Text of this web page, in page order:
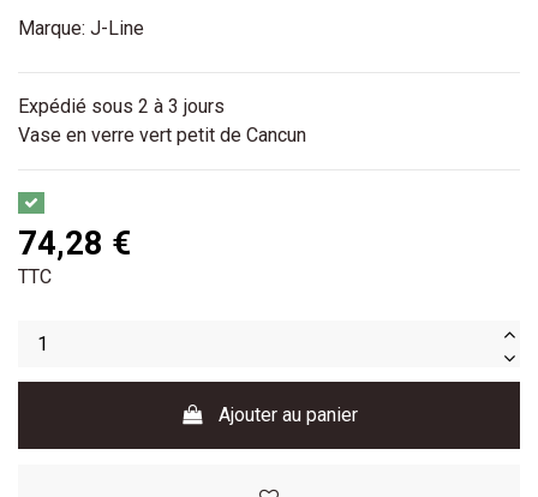
Marque: J-Line
Expédié sous 2 à 3 jours
Vase en verre vert petit de Cancun
74,28 €
TTC
Ajouter au panier